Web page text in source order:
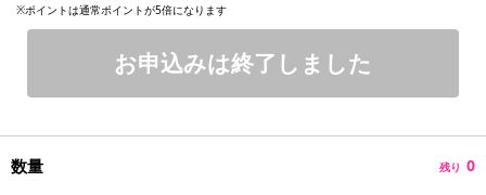
※ポイントは通常ポイントが5倍になります
お申込みは終了しました
数量 残り 0